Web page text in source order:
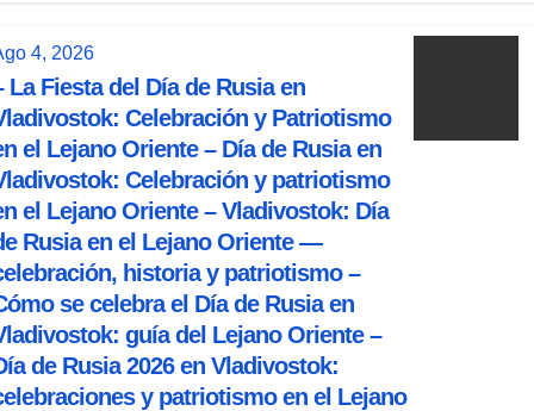
4, 2026
La Fiesta del Día de Rusia en
Celebración y Patriotismo
el Lejano Oriente – Día de Rusia en
Celebración y patriotismo
el Lejano Oriente – Vladivostok: Día
Rusia en el Lejano Oriente —
historia y patriotismo –
se celebra el Día de Rusia en
guía del Lejano Oriente –
de Rusia 2026 en Vladivostok:
y patriotismo en el Lejano